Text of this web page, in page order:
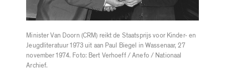
Minister Van Doorn (CRM) reikt de Staatsprijs voor Kinder- en
Jeugdliteratuur 1973 uit aan Paul Biegel in Wassenaar, 27
november 1974. Foto: Bert Verhoeff / Anefo / Nationaal
Archief.